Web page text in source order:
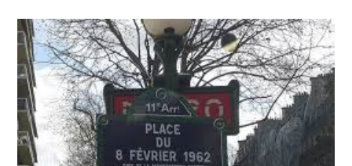
Sur
Vous
!